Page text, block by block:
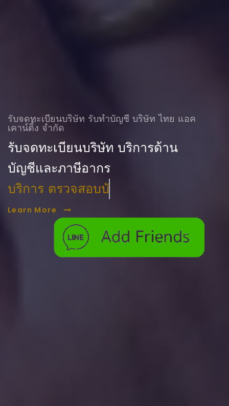
รับจดทะเบียนบริษัท รับทําบัญชี บริษัท ไทย แอค
เคาน์ติ้ง จำกัด
รับจดทะเบียนบริษัท บริการด้าน
บัญชีและภาษีอากร
บริการ ตรวจสอบบัญชี
Learn More